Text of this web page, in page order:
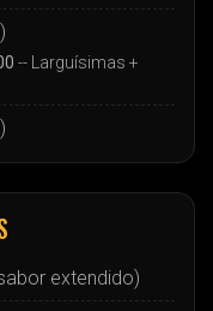
-- Larguísimas +
extendido)